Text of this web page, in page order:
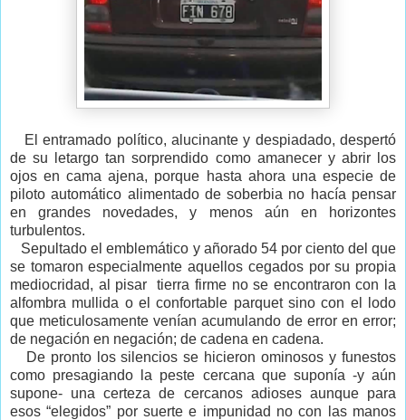
El entramado político, alucinante y despiadado, despertó
de su letargo tan sorprendido como amanecer y abrir los
ojos en cama ajena, porque hasta ahora una especie de
piloto automático alimentado de soberbia no hacía pensar
en grandes novedades, y menos aún en horizontes
turbulentos.
Sepultado el emblemático y añorado 54 por ciento del que
se tomaron especialmente aquellos cegados por su propia
mediocridad, al pisar tierra firme no se encontraron con la
alfombra mullida o el confortable parquet sino con el lodo
que meticulosamente venían acumulando de error en error;
de negación en negación; de cadena en cadena.
De pronto los silencios se hicieron ominosos y funestos
como presagiando la peste cercana que suponía -y aún
supone- una certeza de cercanos adioses aunque para
esos “elegidos” por suerte e impunidad no con las manos